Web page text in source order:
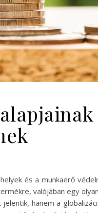
és a munkaerő
valójában egy
hanem a